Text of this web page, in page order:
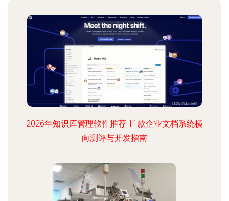
2026年知识库管理软件推荐 11款企业文档系统横
向测评与开发指南